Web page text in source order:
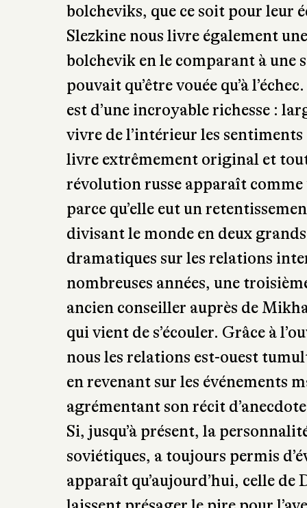
Maison éternelle , c’est aussi
moins connus, qui prirent
revient sur leur parcours, leur
bureaucratie socialiste mais
cruelle éviction. La littérature
dans cet ouvrage car elle avait
bolcheviks, que ce soit pour leur
Slezkine nous livre également
bolchevik en le comparant à une
pouvait qu’être vouée qu’à
est d’une incroyable richesse :
vivre de l’intérieur les
livre extrêmement original et
révolution russe apparaît
parce qu’elle eut un
divisant le monde en deux
dramatiques sur les relations
nombreuses années, une
ancien conseiller auprès de
qui vient de s’écouler. Grâce à